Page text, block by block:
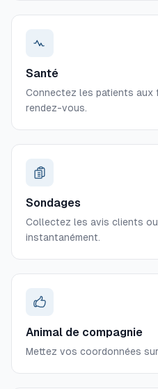
Santé
Connectez les patients aux
rendez-vous.
Sondages
Collectez les avis clients
instantanément.
Animal de compagnie
Mettez vos coordonnées